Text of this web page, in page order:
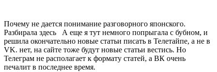
Почему не дается понимание разговорного японского.
Разбирала здесь А еще я тут немного попрыгала с бубном, и
решила окончательно новые статьи писать в Телетайпе, а не в
VK. нет, на сайте тоже будут новые статьи вестись. Но
Телеграм не располагает к формату статей, а ВК очень
печалит в последнее время.